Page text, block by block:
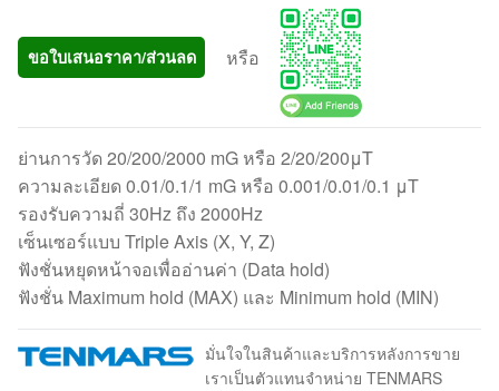
ขอใบเสนอราคา/ส่วนลด หรือ
ย่านการวัด 20/200/2000 mG หรือ 2/20/200μT
ความละเอียด 0.01/0.1/1 mG หรือ 0.001/0.01/0.1 μT
รองรับความถี่ 30Hz ถึง 2000Hz
เซ็นเซอร์แบบ Triple Axis (X, Y, Z)
ฟังชั่นหยุดหน้าจอเพื่ออ่านค่า (Data hold)
ฟังชั่น Maximum hold (MAX) และ Minimum hold (MIN)
มั่นใจในสินค้าและบริการหลังการขาย
เราเป็นตัวแทนจำหน่าย TENMARS